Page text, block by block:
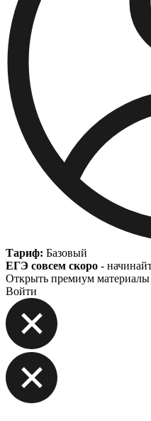
Тариф: Базовый
ЕГЭ совсем скоро -
Открыть премиум материалы
Войти